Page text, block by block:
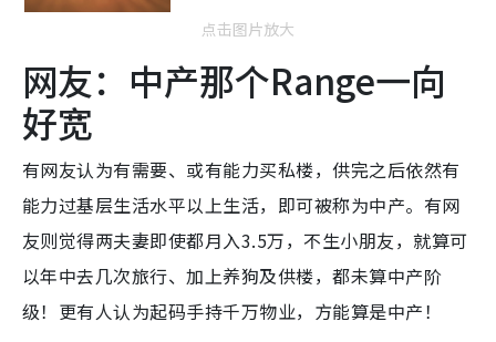
点击图片放大
网友：中产那个Range一向
好宽
有网友认为有需要、或有能力买私楼，供完之后依然有
能力过基层生活水平以上生活，即可被称为中产。有网
友则觉得两夫妻即使都月入3.5万，不生小朋友，就算可
以年中去几次旅行、加上养狗及供楼，都未算中产阶
级！更有人认为起码手持千万物业，方能算是中产！